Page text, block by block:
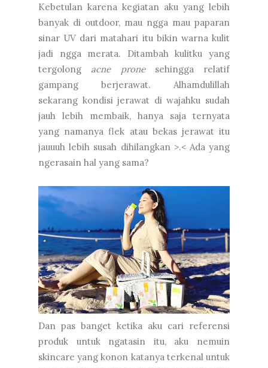
Kebetulan karena kegiatan aku yang lebih
banyak di outdoor, mau ngga mau paparan
sinar UV dari matahari itu bikin warna kulit
jadi ngga merata. Ditambah kulitku yang
tergolong acne pronesehingga relatif
gampang berjerawat. Alhamdulillah
sekarang kondisi jerawat di wajahku sudah
jauh lebih membaik, hanya saja ternyata
yang namanya flek atau bekas jerawat itu
jauuuh lebih susah dihilangkan >.< Ada yang
ngerasain hal yang sama?
Dan pas banget ketika aku cari referensi
produk untuk ngatasin itu, aku nemuin
skincare yang konon katanya terkenal untuk